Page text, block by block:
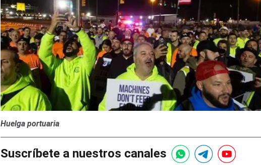
Huelga portuaria
Suscríbete a nuestros canales